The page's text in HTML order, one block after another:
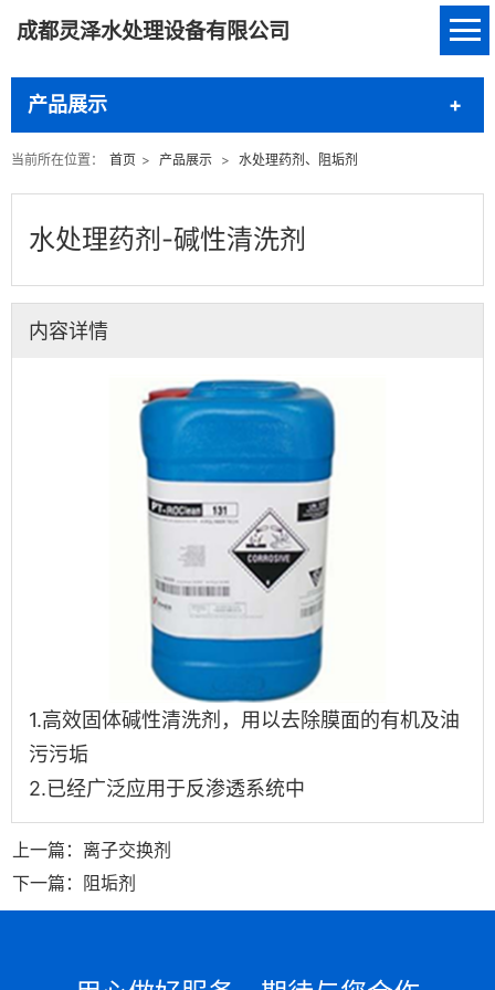
成都灵泽水处理设备有限公司
产品展示
当前所在位置： 首页 > 产品展示 > 水处理药剂、阻垢剂
水处理药剂-碱性清洗剂
内容详情
1.高效固体碱性清洗剂，用以去除膜面的有机及油
污污垢
2.已经广泛应用于反渗透系统中
上一篇：离子交换剂
下一篇：阻垢剂